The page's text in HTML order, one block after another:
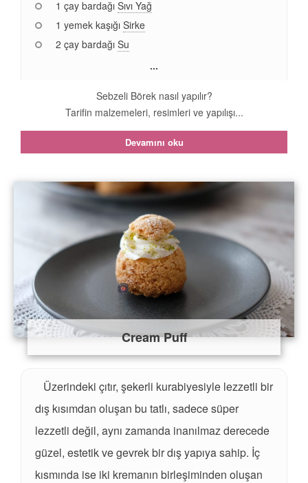
1 çay bardağı Sıvı Yağ
1 yemek kaşığı Sirke
2 çay bardağı Su
...
Sebzeli Börek nasıl yapılır?
Tarifin malzemeleri, resimleri ve yapılışı...
Devamını oku
Cream Puff
Üzerindeki çıtır, şekerli kurabiyesiyle lezzetli bir
dış kısımdan oluşan bu tatlı, sadece süper
lezzetli değil, aynı zamanda inanılmaz derecede
güzel, estetik ve gevrek bir dış yapıya sahip. İç
kısmında ise iki kremanın birleşiminden oluşan